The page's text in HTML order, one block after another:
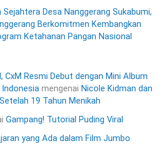
Desa Nanggerang Sukabumi,
Berkomitmen Kembangkan
Ketahanan Pangan Nasional
CxM Resmi Debut dengan Mini Album
Indonesia mengenai Nicole Kidman dan
19 Tahun Menikah
Gampang! Tutorial Puding Viral
yang Ada dalam Film Jumbo